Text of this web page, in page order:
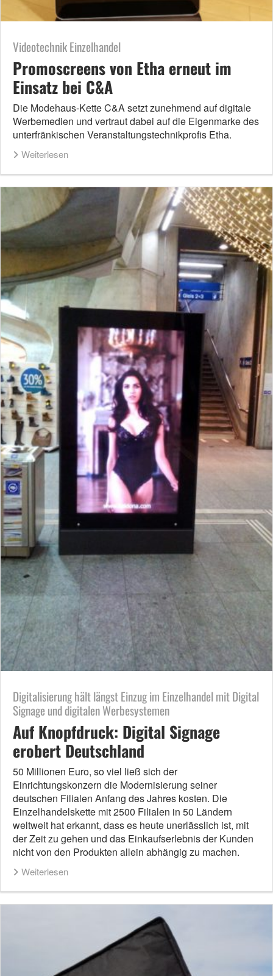
Videotechnik Einzelhandel
Promoscreens von Etha erneut im
Einsatz bei C&A
Die Modehaus-Kette C&A setzt zunehmend auf digitale
Werbemedien und vertraut dabei auf die Eigenmarke des
unterfränkischen Veranstaltungstechnikprofis Etha.
Weiterlesen
Digitalisierung hält längst Einzug im Einzelhandel mit Digital
Signage und digitalen Werbesystemen
Auf Knopfdruck: Digital Signage
erobert Deutschland
50 Millionen Euro, so viel ließ sich der
Einrichtungskonzern die Modernisierung seiner
deutschen Filialen Anfang des Jahres kosten. Die
Einzelhandelskette mit 2500 Filialen in 50 Ländern
weltweit hat erkannt, dass es heute unerlässlich ist, mit
der Zeit zu gehen und das Einkaufserlebnis der Kunden
nicht von den Produkten allein abhängig zu machen.
Weiterlesen